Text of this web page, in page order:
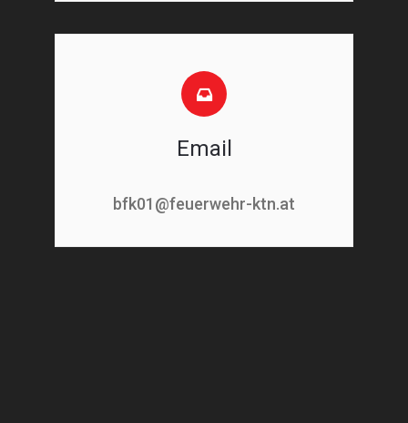
Email
bfk01@feuerwehr-ktn.at